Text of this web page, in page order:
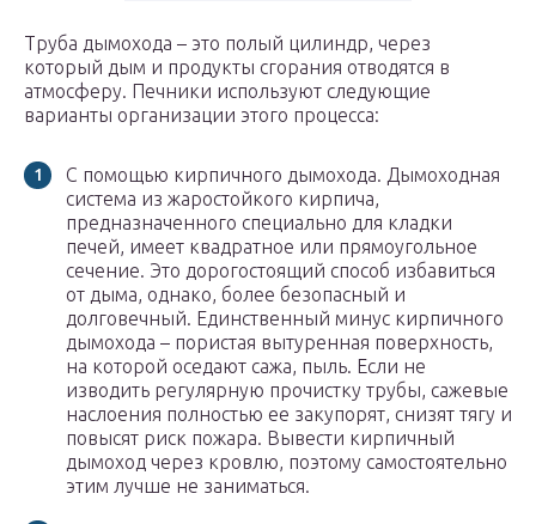
Труба дымохода – это полый цилиндр, через
который дым и продукты сгорания отводятся в
атмосферу. Печники используют следующие
варианты организации этого процесса:
С помощью кирпичного дымохода. Дымоходная
система из жаростойкого кирпича,
предназначенного специально для кладки
печей, имеет квадратное или прямоугольное
сечение. Это дорогостоящий способ избавиться
от дыма, однако, более безопасный и
долговечный. Единственный минус кирпичного
дымохода – пористая вытуренная поверхность,
на которой оседают сажа, пыль. Если не
изводить регулярную прочистку трубы, сажевые
наслоения полностью ее закупорят, снизят тягу и
повысят риск пожара. Вывести кирпичный
дымоход через кровлю, поэтому самостоятельно
этим лучше не заниматься.